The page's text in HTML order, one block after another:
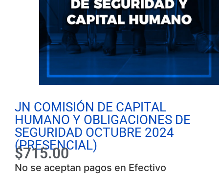
JN COMISIÓN DE CAPITAL
HUMANO Y OBLIGACIONES DE
SEGURIDAD OCTUBRE 2024
(PRESENCIAL)
$715.00
No se aceptan pagos en Efectivo